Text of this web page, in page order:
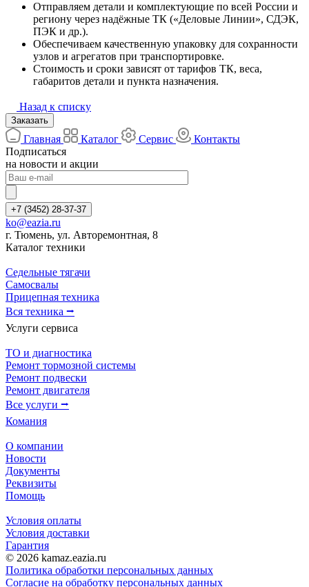
Отправляем детали и комплектующие по всей России и
региону через надёжные ТК («Деловые Линии», СДЭК,
ПЭК и др.).
Обеспечиваем качественную упаковку для сохранности
узлов и агрегатов при транспортировке.
Стоимость и сроки зависят от тарифов ТК, веса,
габаритов детали и пункта назначения.
Назад к списку
Заказать
Главная Каталог Сервис
Контакты
Подписаться
на новости и акции
+7 (3452) 28-37-37
ko@eazia.ru
г. Тюмень, ул. Авторемонтная, 8
Каталог техники
Седельные тягачи
Самосвалы
Прицепная техника
Вся техника ⭢
Услуги сервиса
ТО и диагностика
Ремонт тормозной системы
Ремонт подвески
Ремонт двигателя
Все услуги ⭢
Комания
О компании
Новости
Документы
Реквизиты
Помощь
Условия оплаты
Условия доставки
Гарантия
© 2026 kamaz.eazia.ru
Политика обработки персональных данных
Согласие на обработку персональных данных